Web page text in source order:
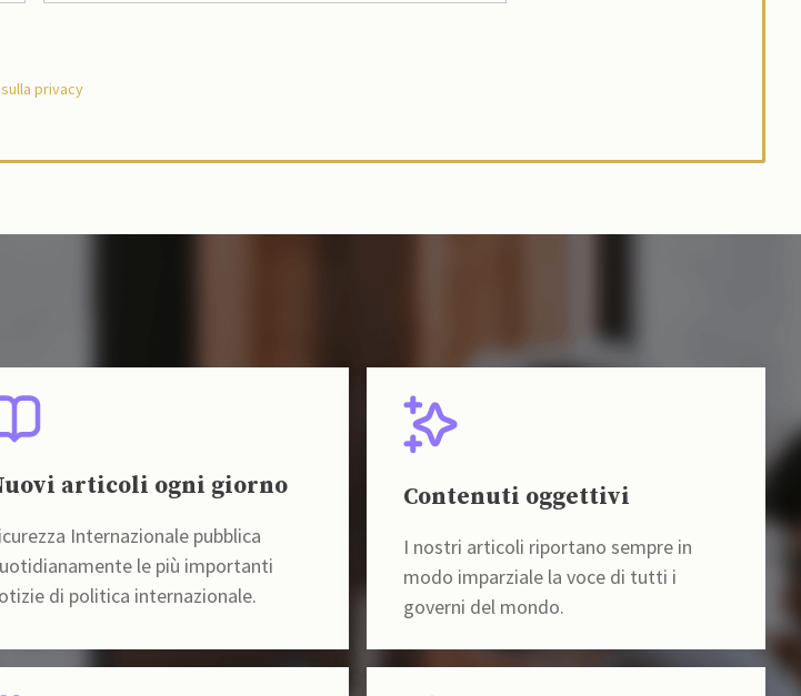
privacy
articoli ogni giorno
Internazionale pubblica
le più importanti
di politica internazionale.
Contenuti oggettivi
I nostri articoli riportano sempre in
modo imparziale la voce di tutti i
governi del mondo.